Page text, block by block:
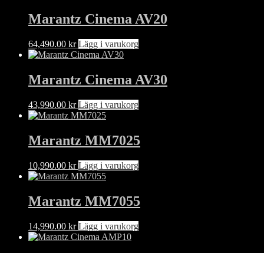
Marantz Cinema AV20
64,490.00 kr Lägg i varukorg
Marantz Cinema AV30
43,990.00 kr Lägg i varukorg
Marantz MM7025
10,990.00 kr Lägg i varukorg
Marantz MM7055
14,990.00 kr Lägg i varukorg